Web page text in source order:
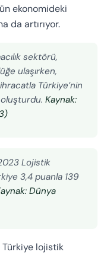
ekonomideki
da artırıyor.
sektörü,
ulaşırken,
Türkiye’nin
oluşturdu. Kaynak:
Lojistik
3,4 puanla 139
Dünya
lojistik